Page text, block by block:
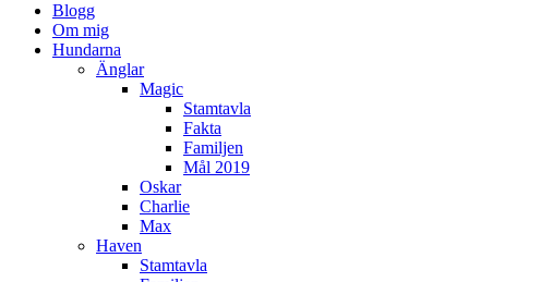
Freestylehundar.se
Blogg
Om mig
Hundarna
Änglar
Magic
Stamtavla
Fakta
Familjen
Mål 2019
Oskar
Charlie
Max
Haven
Stamtavla